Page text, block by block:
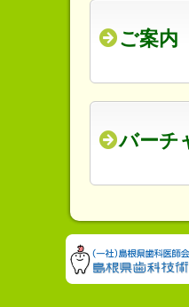
ご案内
バーチ